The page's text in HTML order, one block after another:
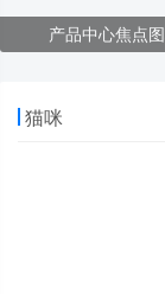
产品中心焦点
猫咪